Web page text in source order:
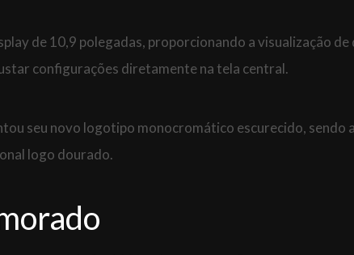
de 10,9 polegadas, proporcionando a visualização de
configurações diretamente na tela central.
seu novo logotipo monocromático escurecido, sendo
logo dourado.